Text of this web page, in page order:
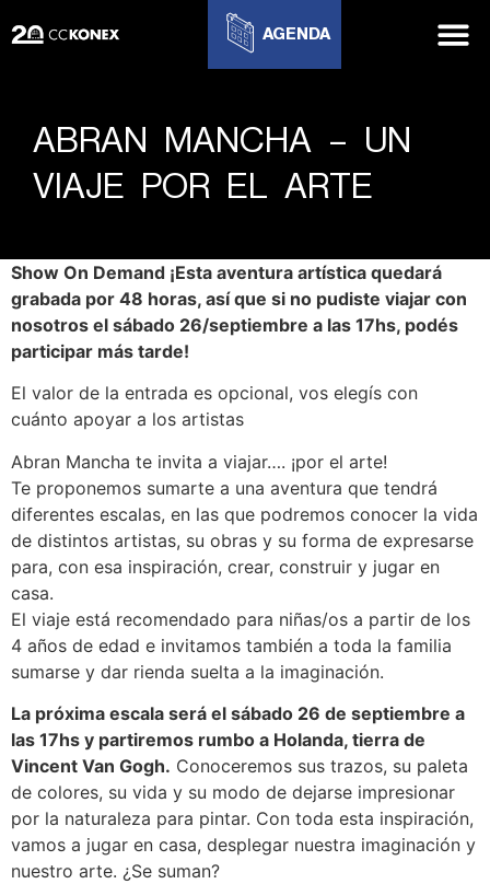
AGENDA
ABRAN MANCHA – UN
VIAJE POR EL ARTE
Show On Demand ¡Esta aventura artística quedará
grabada por 48 horas, así que si no pudiste viajar con
nosotros el sábado 26/septiembre a las 17hs, podés
participar más tarde!
El valor de la entrada es opcional, vos elegís con
cuánto apoyar a los artistas
Abran Mancha te invita a viajar…. ¡por el arte!
Te proponemos sumarte a una aventura que tendrá
diferentes escalas, en las que podremos conocer la vida
de distintos artistas, su obras y su forma de expresarse
para, con esa inspiración, crear, construir y jugar en
casa.
El viaje está recomendado para niñas/os a partir de los
4 años de edad e invitamos también a toda la familia
sumarse y dar rienda suelta a la imaginación.
La próxima escala será el sábado 26 de septiembre a
las 17hs y partiremos rumbo a Holanda, tierra de
Vincent Van Gogh. Conoceremos sus trazos, su paleta
de colores, su vida y su modo de dejarse impresionar
por la naturaleza para pintar. Con toda esta inspiración,
vamos a jugar en casa, desplegar nuestra imaginación y
nuestro arte. ¿Se suman?